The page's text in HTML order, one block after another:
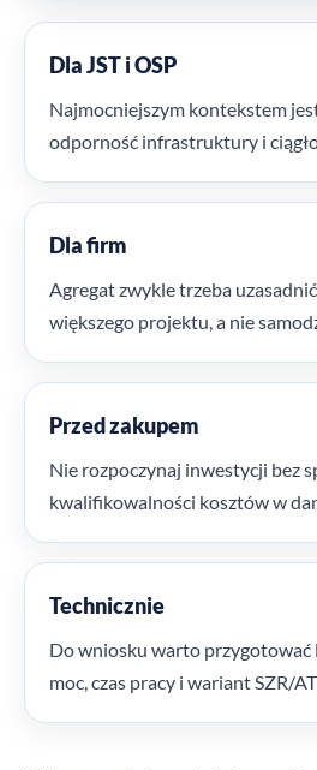
Dla JST i OSP
Najmocniejszym kontekstem
odporność infrastruktury i
Dla firm
Agregat zwykle trzeba
większego projektu, a nie
Przed zakupem
Nie rozpoczynaj inwestycji bez
kwalifikowalności kosztów w
Technicznie
Do wniosku warto przygotować
moc, czas pracy i wariant SZR/